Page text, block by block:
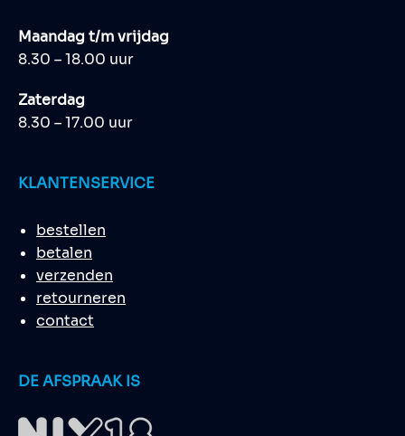
Maandag t/m vrijdag
8.30 – 18.00 uur
Zaterdag
8.30 – 17.00 uur
KLANTENSERVICE
bestellen
betalen
verzenden
retourneren
contact
DE AFSPRAAK IS